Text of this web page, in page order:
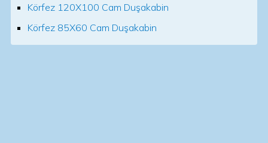
Körfez 120X100 Cam Duşakabin
Körfez 85X60 Cam Duşakabin